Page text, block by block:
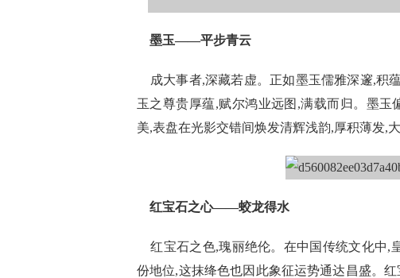
墨玉——平步青云
成大事者,深藏若虚。正如墨玉儒雅深邃,积
玉之尊贵厚蕴,赋尔鸿业远图,满载而归。墨
美,表盘在光影交错间焕发清辉浅韵,厚积薄发,大
红宝石之心——蛟龙得水
红宝石之色,瑰丽绝伦。在中国传统文化中,
份地位,这抹绛色也因此象征运势通达昌盛。